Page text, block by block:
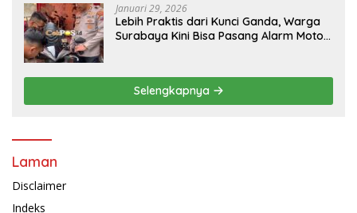
Januari 29, 2026
Lebih Praktis dari Kunci Ganda, Warga
Surabaya Kini Bisa Pasang Alarm Motor
Selengkapnya
Laman
Disclaimer
Indeks